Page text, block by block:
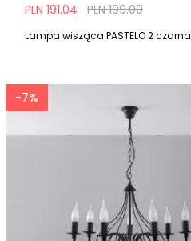
PLN 199.00
PLN 191.04
Lampa wisząca PASTELO 2 czarna
-7%